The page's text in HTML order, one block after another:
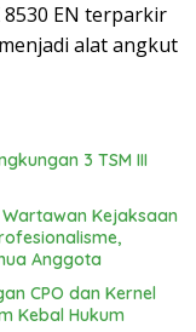
EN terparkir
alat angkut
3 TSM III
Kejaksaan
Anggota
CPO dan Kernel
Kebal Hukum